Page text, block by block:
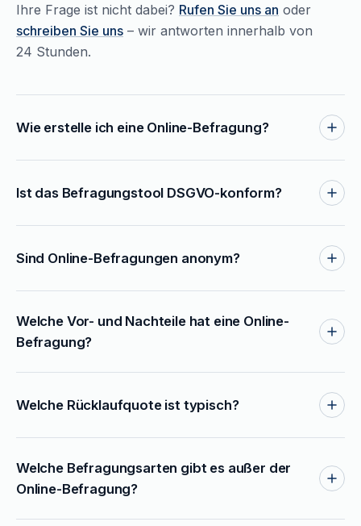
Ihre Frage ist nicht dabei? Rufen Sie uns an oder
schreiben Sie uns – wir antworten innerhalb von
24 Stunden.
Wie erstelle ich eine Online-Befragung?
Ist das Befragungstool DSGVO-konform?
Sind Online-Befragungen anonym?
Welche Vor- und Nachteile hat eine Online-
Befragung?
Welche Rücklaufquote ist typisch?
Welche Befragungsarten gibt es außer der
Online-Befragung?